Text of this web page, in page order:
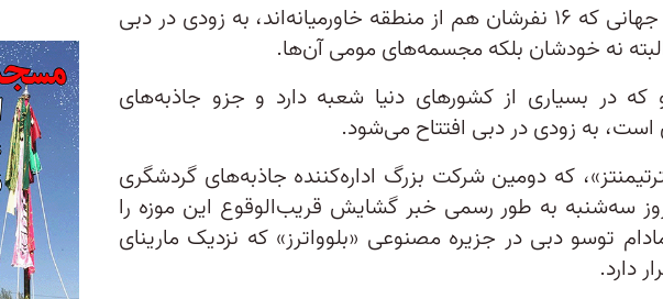
بیش از ۶۰ ستاره جهانی که ۱۶ نفرشان هم از منطقه خاورمیانه‌اند، به زودی در دبی
نه خودشان بلکه مجسمه‌های مومی آن‌ها.
که در بسیاری از کشورهای دنیا شعبه دارد و جزو جاذبه‌های
به زودی در دبی افتتاح می‌شود.
که دومین شرکت بزرگ اداره‌کننده جاذبه‌های گردشگری
سه‌شنبه به طور رسمی خبر گشایش قریب‌الوقوع این موزه را
توسو دبی در جزیره مصنوعی «بلوواترز» که نزدیک مارینای
دارد.